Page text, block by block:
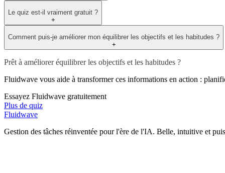
Le quiz est-il vraiment gratuit ?
+
Comment puis-je améliorer mon équilibrer les objectifs et les habitudes ?
+
Prêt à améliorer équilibrer les objectifs et les habitudes ?
Fluidwave vous aide à transformer ces informations en action :
Essayez Fluidwave gratuitement
Plus de quiz
Fluidwave
Gestion des tâches réinventée pour l'ère de l'IA. Belle, intuitive et